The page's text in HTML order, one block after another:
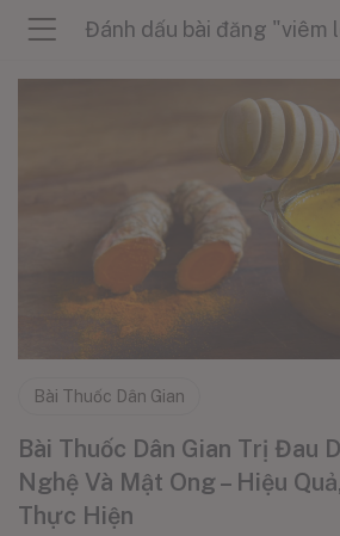
(Danh Mục )
(Tin Tức )
Bài Thuốc Dân Gian
Bài Thuốc Dân Gian Trị Đau
Nghệ Và Mật Ong – Hiệu
Thực Hiện